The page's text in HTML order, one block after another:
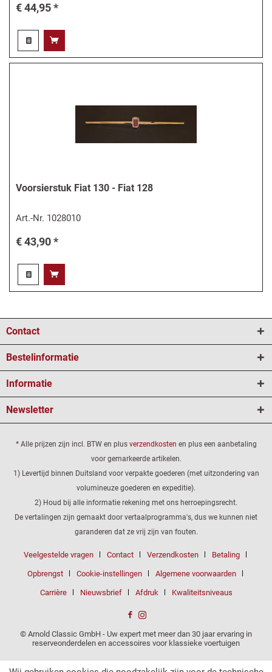
€ 44,95 *
Voorsierstuk Fiat 130 - Fiat 128
Art.-Nr. 1028010
€ 43,90 *
Contact
Bestelinformatie
Informatie
Newsletter
* Alle prijzen zijn incl. BTW en plus verzendkosten en plus een aanbetaling
voor gemarkeerde artikelen.
1) Levertijd binnen Duitsland voor verpakte goederen (met uitzondering van
volumineuze goederen en expeditie).
2) Houd bij alle informatie rekening met ons herroepingsrecht.
De vertalingen zijn gemaakt door vertaalprogramma's, dus we kunnen niet
garanderen dat ze vrij zijn van fouten.
Veelgestelde vragen Contact Verzendkosten Betaling
Opbrengst Cookie-instellingen Algemene voorwaarden
Carrière Nieuwsbrief Afdruk Kwaliteitsniveaus
© Arnold Classic GmbH - Uw expert met meer dan 30 jaar ervaring in
reserveonderdelen en accessoires voor klassieke voertuigen